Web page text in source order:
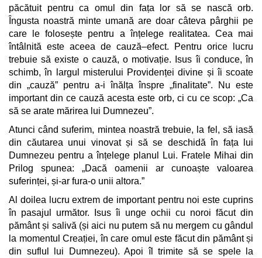
păcătuit pentru ca omul din fața lor să se nască orb.
Îngusta noastră minte umană are doar câteva pârghii pe
care le folosește pentru a înțelege realitatea. Cea mai
întâlnită este aceea de cauză–efect. Pentru orice lucru
trebuie să existe o cauză, o motivație. Isus îi conduce, în
schimb, în largul misterului Providenței divine și îi scoate
din „cauză” pentru a-i înălța înspre „finalitate”. Nu este
important din ce cauză acesta este orb, ci cu ce scop: „Ca
să se arate mărirea lui Dumnezeu”.
Atunci când suferim, mintea noastră trebuie, la fel, să iasă
din căutarea unui vinovat și să se deschidă în fața lui
Dumnezeu pentru a înțelege planul Lui. Fratele Mihai din
Prilog spunea: „Dacă oamenii ar cunoaște valoarea
suferinței, și-ar fura-o unii altora.”
Al doilea lucru extrem de important pentru noi este cuprins
în pasajul următor. Isus îi unge ochii cu noroi făcut din
pământ și salivă (și aici nu putem să nu mergem cu gândul
la momentul Creației, în care omul este făcut din pământ și
din suflul lui Dumnezeu). Apoi îl trimite să se spele la